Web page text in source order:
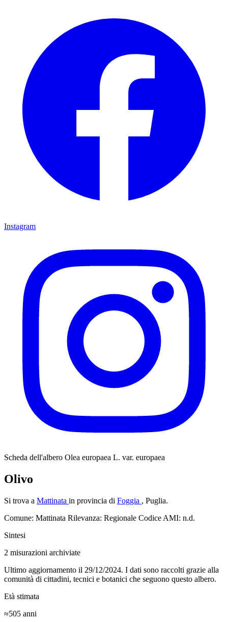
Instagram
Scheda dell'albero Olea europaea L. var. europaea
Olivo
Si trova a Mattinata in provincia di Foggia , Puglia.
Comune: Mattinata Rilevanza: Regionale Codice AMI: n.d.
Sintesi
2 misurazioni archiviate
Ultimo aggiornamento il 29/12/2024. I dati sono raccolti grazie alla
comunità di cittadini, tecnici e botanici che seguono questo albero.
Età stimata
≈505 anni